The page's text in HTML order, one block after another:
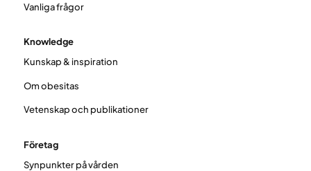
Vanliga frågor
Knowledge
Kunskap & inspiration
Om obesitas
Vetenskap och publikationer
Företag
Synpunkter på vården